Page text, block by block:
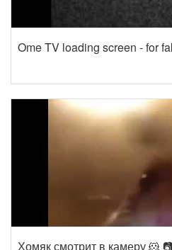
Ome TV loading screen - for
Хомяк смотрит в камеру 🐹